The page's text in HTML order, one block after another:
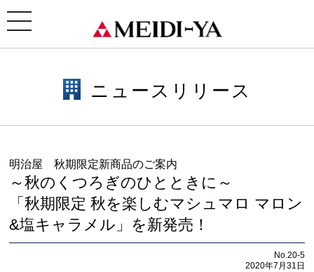
toggle
navigation
とときに～「秋期限定 秋を楽しむマシュマロ マロン&塩キャラメル」を新発売！
ニュースリリース
明治屋 秋期限定新商品のご案内
～秋のくつろぎのひとときに～
「秋期限定 秋を楽しむマシュマロ マロン
&塩キャラメル」を新発売！
No.20-5
2020年7月31日